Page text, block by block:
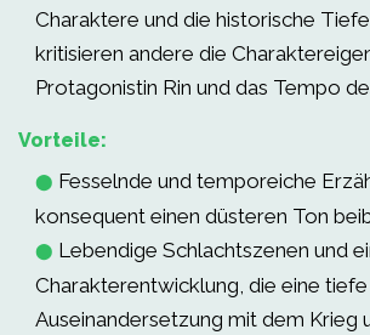
Charaktere und die historische
kritisieren andere die
Protagonistin Rin und das Tempo
Vorteile:
⬤ Fesselnde und temporeiche
konsequent einen düsteren Ton
⬤ Lebendige Schlachtszenen und
Charakterentwicklung, die eine tiefe
Auseinandersetzung mit dem Krieg